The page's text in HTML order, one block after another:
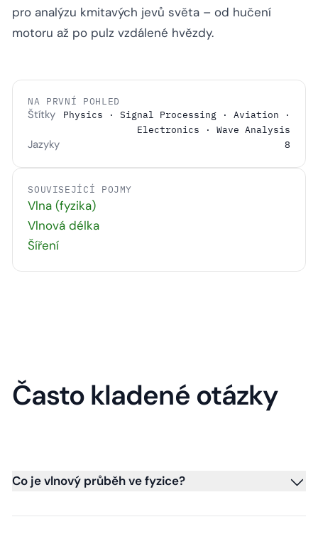
pro analýzu kmitavých jevů světa – od hučení
motoru až po pulz vzdálené hvězdy.
NA PRVNÍ POHLED
Štítky
Physics · Signal Processing · Aviation ·
Electronics · Wave Analysis
Jazyky 8
SOUVISEJÍCÍ POJMY
Vlna (fyzika)
Vlnová délka
Šíření
Často kladené otázky
Co je vlnový průběh ve fyzice?